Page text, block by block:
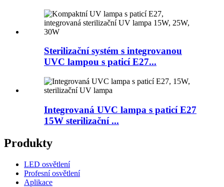
Sterilizační systém s integrovanou
UVC lampou s paticí E27...
Integrovaná UVC lampa s paticí E27
15W sterilizační ...
Produkty
LED osvětlení
Profesní osvětlení
Aplikace